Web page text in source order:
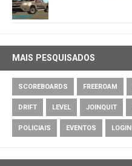
MAIS PESQUISADOS
SCOREBOARDS FREEROAM
DRIFT LEVEL JOINQUIT
POLICIAIS EVENTOS LOGIN